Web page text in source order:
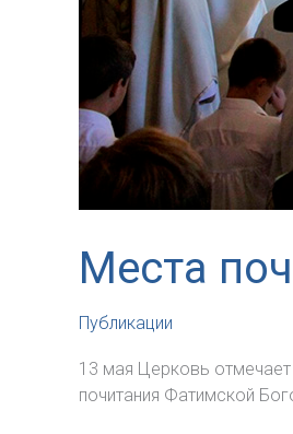
Места
Публикации
13 мая Церковь
почитания Фатимской